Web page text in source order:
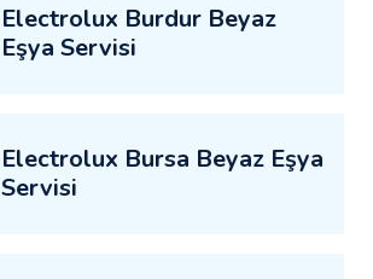
Electrolux Burdur Beyaz
Eşya Servisi
Electrolux Bursa Beyaz Eşya
Servisi